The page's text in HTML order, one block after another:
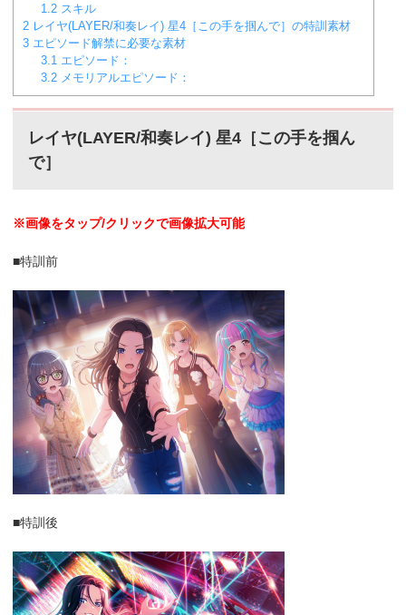
1.2 スキル
2 レイヤ(LAYER/和奏レイ) 星4［この手を掴んで］の特訓素材
3 エピソード解禁に必要な素材
3.1 エピソード：
3.2 メモリアルエピソード：
レイヤ(LAYER/和奏レイ) 星4［この手を掴ん
で］
※画像をタップ/クリックで画像拡大可能
■特訓前
■特訓後